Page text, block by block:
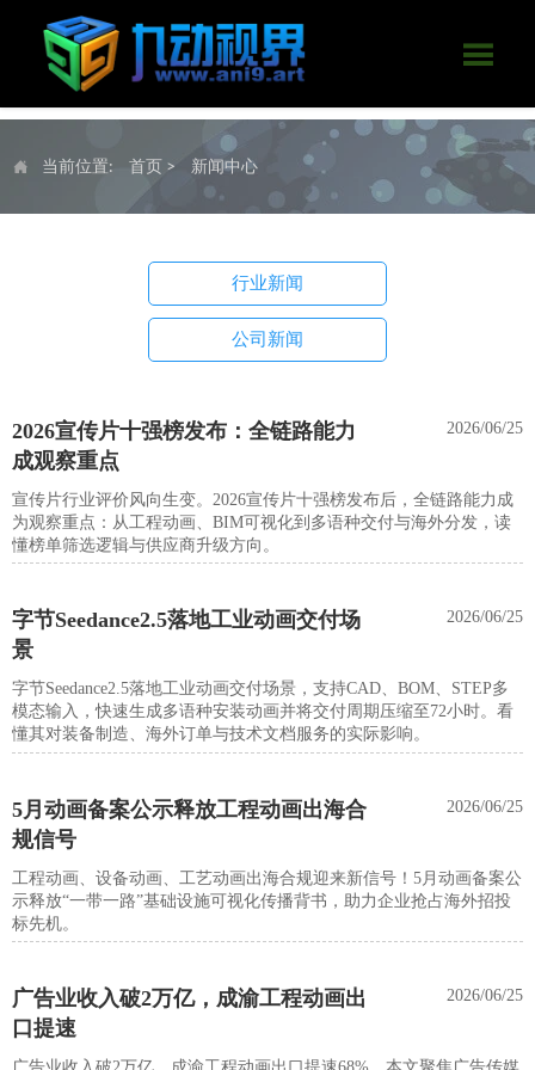

 当前位置: 首页 > 新闻中心
行业新闻
公司新闻
2026宣传片十强榜发布：全链路能力
成观察重点
2026/06/25
宣传片行业评价风向生变。2026宣传片十强榜发布后，全链路能力成
为观察重点：从工程动画、BIM可视化到多语种交付与海外分发，读
懂榜单筛选逻辑与供应商升级方向。
字节Seedance2.5落地工业动画交付场
景
2026/06/25
字节Seedance2.5落地工业动画交付场景，支持CAD、BOM、STEP多
模态输入，快速生成多语种安装动画并将交付周期压缩至72小时。看
懂其对装备制造、海外订单与技术文档服务的实际影响。
5月动画备案公示释放工程动画出海合
规信号
2026/06/25
工程动画、设备动画、工艺动画出海合规迎来新信号！5月动画备案公
示释放“一带一路”基础设施可视化传播背书，助力企业抢占海外招投
标先机。
广告业收入破2万亿，成渝工程动画出
口提速
2026/06/25